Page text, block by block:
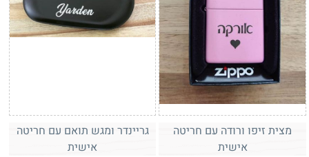
מצית זיפו ורודה עם חריטה
אישית
גריינדר ומגש תואם עם חריטה
אישית